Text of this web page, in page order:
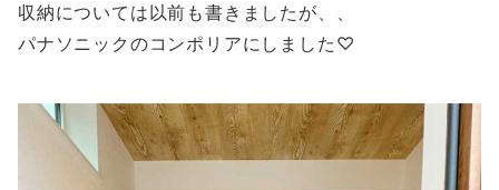
収納については以前も書きましたが、、
パナソニックのコンポリアにしました♡